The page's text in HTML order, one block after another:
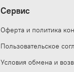
Сервис
Оферта и политика
Пользовательское
Условия обмена и